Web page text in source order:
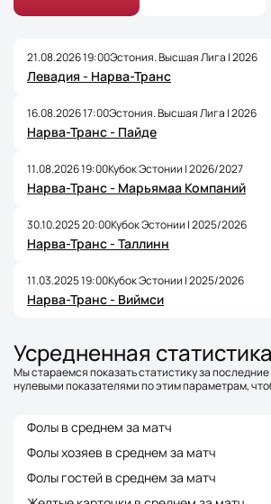
21.08.2026 19:00Эстония. Высшая Лига | 2026
Левадия - Нарва-Транс
16.08.2026 17:00Эстония. Высшая Лига | 2026
Нарва-Транс - Пайде
11.08.2026 19:00Кубок Эстонии | 2026/2027
Нарва-Транс - Марьямаа Компаний
30.10.2025 20:00Кубок Эстонии | 2025/2026
Нарва-Транс - Таллинн
11.03.2025 19:00Кубок Эстонии | 2025/2026
Нарва-Транс - Виймси
Усредненная
Мы стараемся показать статистику за
нулевыми показателями по этим параметрам,
Фолы в среднем за матч
Фолы хозяев в среднем за матч
Фолы гостей в среднем за матч